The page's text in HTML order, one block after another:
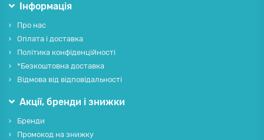
Інформація
Про нас
Оплата і доставка
Політика конфіденційності
*Безкоштовна доставка
Відмова від відповідальності
Акції, бренди і знижки
Бренди
Промокод на знижку